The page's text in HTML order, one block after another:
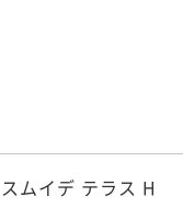
スムイデ テラス H